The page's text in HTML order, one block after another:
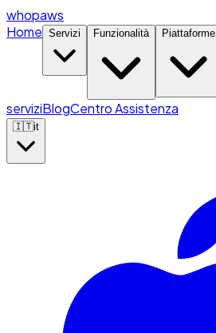
whopaws
Home Servizi Funzionalità Piattaforme
serviziBlogCentro Assistenza
🇮🇹it